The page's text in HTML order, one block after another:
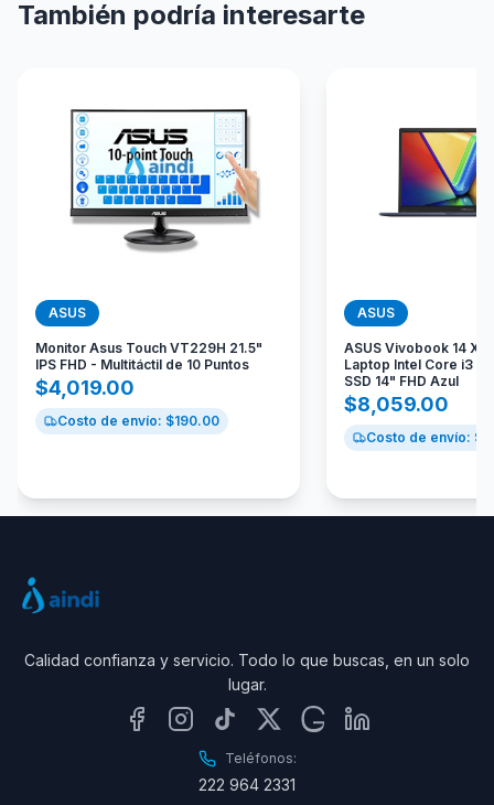
También podría interesarte
ASUS
Monitor Asus Touch VT229H 21.5"
IPS FHD - Multitáctil de 10 Puntos
$4,019.00
Costo de envío: $190.00
ASUS
ASUS Vivobook 14
Laptop Intel Core i3
SSD 14" FHD Azul
$8,059.00
Costo de envío: $
Calidad confianza y servicio. Todo lo que buscas, en un solo
lugar.
Teléfonos:
222 964 2331